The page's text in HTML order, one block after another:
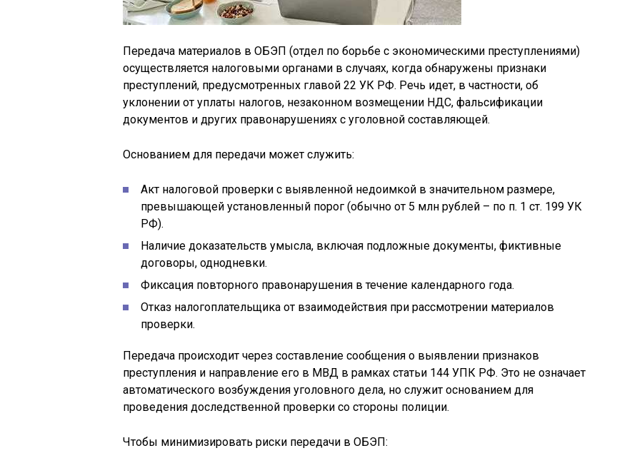
Передача материалов в ОБЭП (отдел по борьбе с экономическими преступлениями)
осуществляется налоговыми органами в случаях, когда обнаружены признаки
преступлений, предусмотренных главой 22 УК РФ. Речь идет, в частности, об
уклонении от уплаты налогов, незаконном возмещении НДС, фальсификации
документов и других правонарушениях с уголовной составляющей.
Основанием для передачи может служить:
Акт налоговой проверки с выявленной недоимкой в значительном размере,
превышающей установленный порог (обычно от 5 млн рублей – по п. 1 ст. 199 УК
РФ).
Наличие доказательств умысла, включая подложные документы, фиктивные
договоры, однодневки.
Фиксация повторного правонарушения в течение календарного года.
Отказ налогоплательщика от взаимодействия при рассмотрении материалов
проверки.
Передача происходит через составление сообщения о выявлении признаков
преступления и направление его в МВД в рамках статьи 144 УПК РФ. Это не означает
автоматического возбуждения уголовного дела, но служит основанием для
проведения доследственной проверки со стороны полиции.
Чтобы минимизировать риски передачи в ОБЭП: